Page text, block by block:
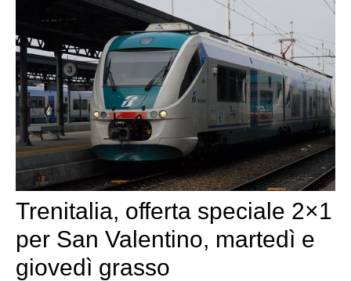
Trenitalia, offerta speciale 2×1
per San Valentino, martedì e
giovedì grasso